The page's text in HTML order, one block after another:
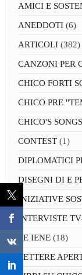
AMICI E
ANEDDOTI (6)
ARTICOLI (382)
CANZONI PER
CHICO FORTI
CHICO PRE
CHICO'S
CONTEST (1)
DIPLOMATICI
DISEGNI DI E
INIZIATIVE
INTERVISTE
LE IENE (18)
LETTERE